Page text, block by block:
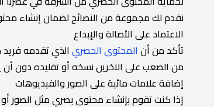
نقدم لك مجموعة من النصائح لضمان إنشاء
الاعتماد على الأصالة والإبداع
تأكد من أن المحتوى الحصريالذي تقدمه
من الصعب على الآخرين نسخه أو تقليده دون
إضافة علامات مائية على الصور والفيديوهات
إذا كنت تقوم بإنشاء محتوى بصري مثل الصور